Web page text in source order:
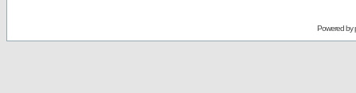
Powered by